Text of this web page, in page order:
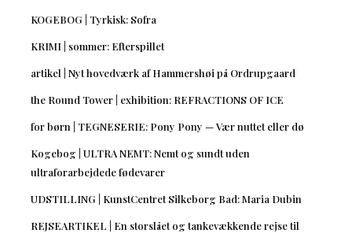
KOGEBOG | Tyrkisk: Sofra
KRIMI | sommer: Efterspillet
artikel | Nyt hovedværk af Hammershøi på Ordrupgaard
the Round Tower | exhibition: REFRACTIONS OF ICE
for børn | TEGNESERIE: Pony Pony — Vær nuttet eller dø
Kogebog | ULTRA NEMT: Nemt og sundt uden
ultraforarbejdede fødevarer
UDSTILLING | KunstCentret Silkeborg Bad: Maria Dubin
REJSEARTIKEL | En storslået og tankevækkende rejse til